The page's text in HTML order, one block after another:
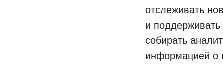
отслеживать
и
собирать
информацией о